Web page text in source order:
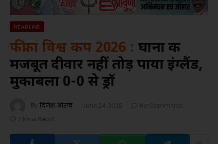
HEADLINE
फीफा विश्व कप 2026 : घाना की
मजबूत दीवार नहीं तोड़ पाया इंग्लैंड,
मुकाबला 0-0 से ड्रॉ
By दिनेश ओरांव June 24, 2026
No Comments
2 Mins Read